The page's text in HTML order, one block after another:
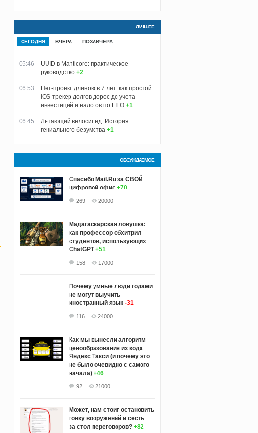
ЛУЧШЕЕ
СЕГОДНЯ ВЧЕРА ПОЗАВЧЕРА
05:46
UUID в Manticore: практическое
руководство +2
06:53
Пет-проект длиною в 7 лет: как простой
iOS-трекер долгов дорос до учета
инвестиций и налогов по FIFO +1
06:45
Летающий велосипед: История
гениального безумства +1
ОБСУЖДАЕМОЕ
Спасибо Mail.Ru за СВОЙ
цифровой офис +70
269 20000
Мадагаскарская ловушка:
как профессор обхитрил
студентов, использующих
ChatGPT +51
158 17000
Почему умные люди годами
не могут выучить
иностранный язык -31
116 24000
Как мы вынесли алгоритм
ценообразования из кода
Яндекс Такси (и почему это
не было очевидно с самого
начала) +46
92 21000
Может, нам стоит остановить
гонку вооружений и сесть
за стол переговоров? +82